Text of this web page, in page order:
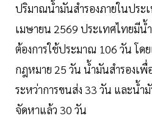
ปริมาณน้ำมันสำรองภายในประ
เมษายน 2569 ประเทศไทยมีน้
ต้องการใช้ประมาณ 106 วัน โด
กฎหมาย 25 วัน น้ำมันสำรองเ
ระหว่าการขนส่ง 33 วัน และน้ำ
จัดหาแล้ว 30 วัน